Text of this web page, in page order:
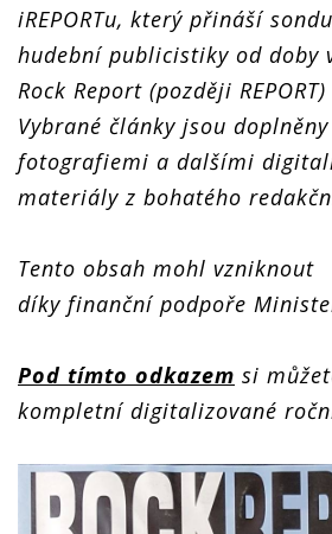
iREPORTu, který přináší
hudební publicistiky od doby
Rock Report (později
Vybrané články jsou
fotografiemi a dalšími
materiály z bohatého
Tento obsah mohl vzniknout
díky finanční podpoře
Pod tímto odkazem si
kompletní digitalizované